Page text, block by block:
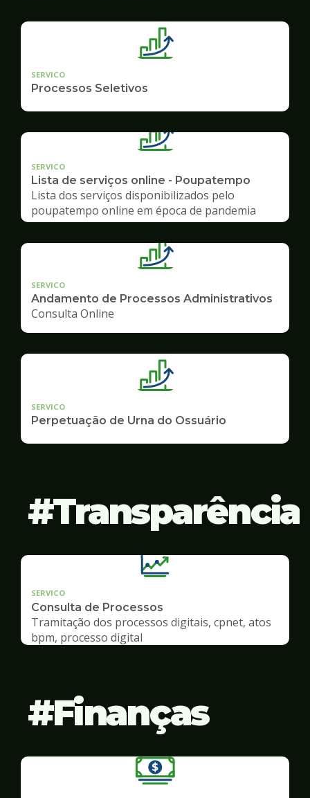
SERVICO
Processos Seletivos
SERVICO
Lista de serviços online - Poupatempo
Lista dos serviços disponibilizados pelo
poupatempo online em época de pandemia
SERVICO
Andamento de Processos Administrativos
Consulta Online
SERVICO
Perpetuação de Urna do Ossuário
Transparência
SERVICO
Consulta de Processos
Tramitação dos processos digitais, cpnet, atos
bpm, processo digital
Finanças